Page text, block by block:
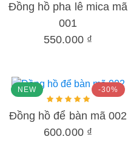
Đồng hồ pha lê mica mã
001
550.000 ₫
NEW -30%
Đồng hồ để bàn mã 002
600.000 ₫